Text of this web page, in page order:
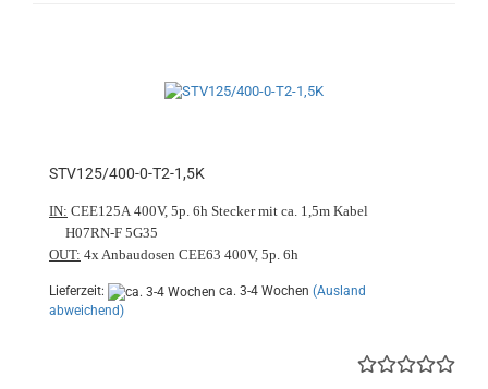
STV125/400-0-T2-1,5K
IN: CEE125A 400V, 5p. 6h Stecker mit ca. 1,5m Kabel
H07RN-F 5G35
OUT: 4x Anbaudosen CEE63 400V, 5p. 6h
Lieferzeit: ca. 3-4 Wochen (Ausland
abweichend)